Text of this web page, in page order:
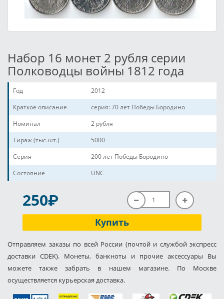
Набор 16 монет 2 рубля серии
Полководцы войны 1812 года
Год
2012
Краткое описание
серия: 70 лет Победы Бородино
Номинал
2 рубля
Тираж (тыс.шт.)
5000
Серия
200 лет Победы Бородино
Состояние
UNC
250P
Купить
Отправляем заказы по всей России (почтой и службой экспресс
доставки CDEK). Монеты, банкноты и прочие аксессуары Вы
можете также забрать в нашем магазине. По Москве
осуществляется курьерская доставка.